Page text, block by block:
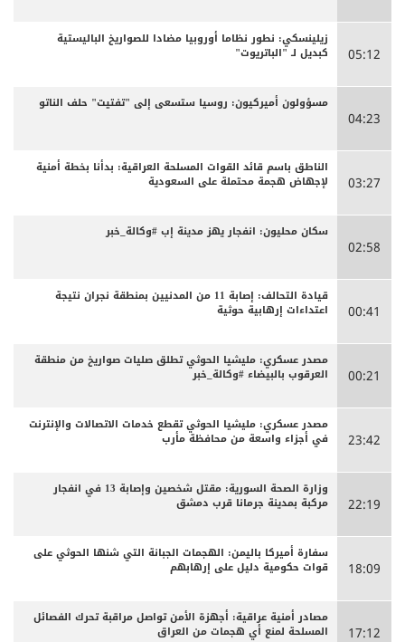
05:12
زيلينسكي: نطور نظاما أوروبيا مضادا للصواريخ الباليستية
كبديل لـ "الباتريوت"
04:23
مسؤولون أميركيون: روسيا ستسعى إلى "تفتيت" حلف الناتو
03:27
الناطق باسم قائد القوات المسلحة العراقية: بدأنا بخطة أمنية
لإجهاض هجمة محتملة على السعودية
02:58
سكان محليون: انفجار يهز مدينة إب #وكالة_خبر
00:41
قيادة التحالف: إصابة 11 من المدنيين بمنطقة نجران نتيجة
اعتداءات إرهابية حوثية
00:21
مصدر عسكري: مليشيا الحوثي تطلق صليات صواريخ من منطقة
العرقوب بالبيضاء #وكالة_خبر
23:42
مصدر عسكري: مليشيا الحوثي تقطع خدمات الاتصالات والإنترنت
في أجزاء واسعة من محافظة مأرب
22:19
وزارة الصحة السورية: مقتل شخصين وإصابة 13 في انفجار
مركبة بمدينة جرمانا قرب دمشق
18:09
سفارة أميركا باليمن: الهجمات الجبانة التي شنها الحوثي على
قوات حكومية دليل على إرهابهم
17:12
مصادر أمنية عراقية: أجهزة الأمن تواصل مراقبة تحرك الفصائل
المسلحة لمنع أي هجمات من العراق